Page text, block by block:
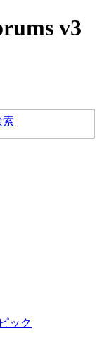
v3
索
ック